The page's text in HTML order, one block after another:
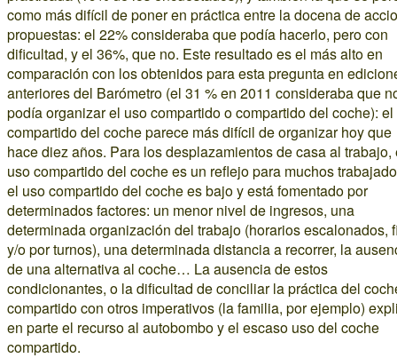
como más difícil de poner en práctica entre la docena de
propuestas: el 22% consideraba que podía hacerlo, pero con
dificultad, y el 36%, que no. Este resultado es el más alto en
comparación con los obtenidos para esta pregunta en
anteriores del Barómetro (el 31 % en 2011 consideraba que
podía organizar el uso compartido o compartido del coche):
compartido del coche parece más difícil de organizar hoy que
hace diez años. Para los desplazamientos de casa al trabajo,
uso compartido del coche es un reflejo para muchos
el uso compartido del coche es bajo y está fomentado por
determinados factores: un menor nivel de ingresos, una
determinada organización del trabajo (horarios escalonados,
y/o por turnos), una determinada distancia a recorrer, la
de una alternativa al coche… La ausencia de estos
condicionantes, o la dificultad de conciliar la práctica del
compartido con otros imperativos (la familia, por ejemplo)
en parte el recurso al autobombo y el escaso uso del coche
compartido.